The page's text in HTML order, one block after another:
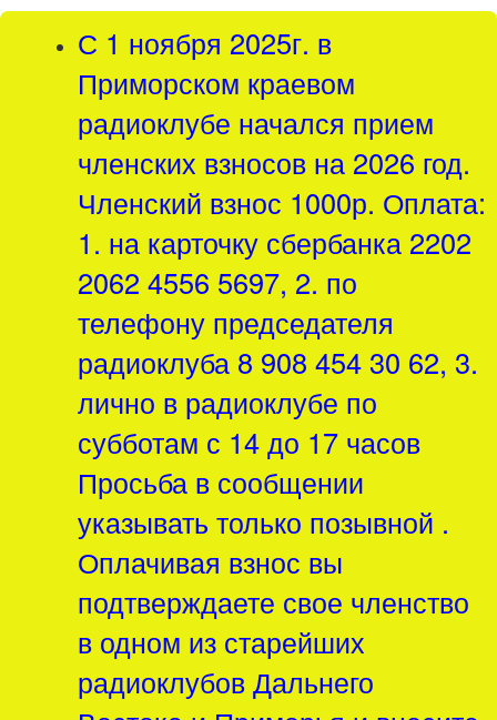
С 1 ноября 2025г. в
Приморском краевом
радиоклубе начался прием
членских взносов на 2026 год.
Членский взнос 1000р. Оплата:
1. на карточку сбербанка 2202
2062 4556 5697, 2. по
телефону председателя
радиоклуба 8 908 454 30 62, 3.
лично в радиоклубе по
субботам с 14 до 17 часов
Просьба в сообщении
указывать только позывной .
Оплачивая взнос вы
подтверждаете свое членство
в одном из старейших
радиоклубов Дальнего